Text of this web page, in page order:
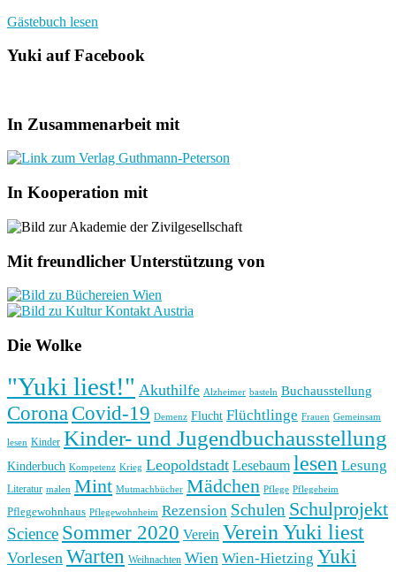
Gästebuch lesen
Yuki auf Facebook
In Zusammenarbeit mit
In Kooperation mit
Mit freundlicher Unterstützung von
Die Wolke
"Yuki liest!" Akuthilfe Alzheimer basteln Buchausstellung
Corona Covid-19 Demenz Flucht Flüchtlinge Frauen Gemeinsam
lesen Kinder Kinder- und Jugendbuchausstellung
Kinderbuch Kompetenz Krieg Leopoldstadt Lesebaum lesen Lesung
Literatur malen Mint Mutmachbücher Mädchen Pflege Pflegeheim
Pflegewohnhaus Pflegewohnheim Rezension Schulen Schulprojekt
Science Sommer 2020 Verein Verein Yuki liest
Vorlesen Warten Weihnachten Wien Wien-Hietzing Yuki